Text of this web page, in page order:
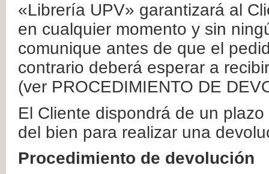
«Librería UPV» garantizará al
en cualquier momento y sin
comunique antes de que el
contrario deberá esperar a
(ver PROCEDIMIENTO DE
El Cliente dispondrá de un
del bien para realizar una
Procedimiento de devolución